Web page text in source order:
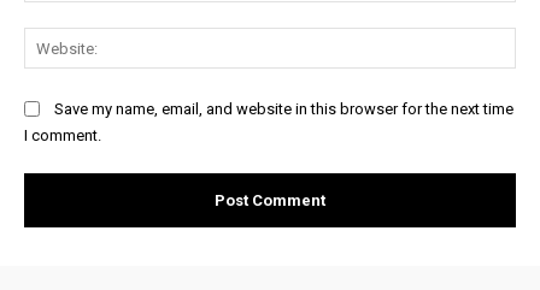
Save my name, email, and website in this browser for the next time
I comment.